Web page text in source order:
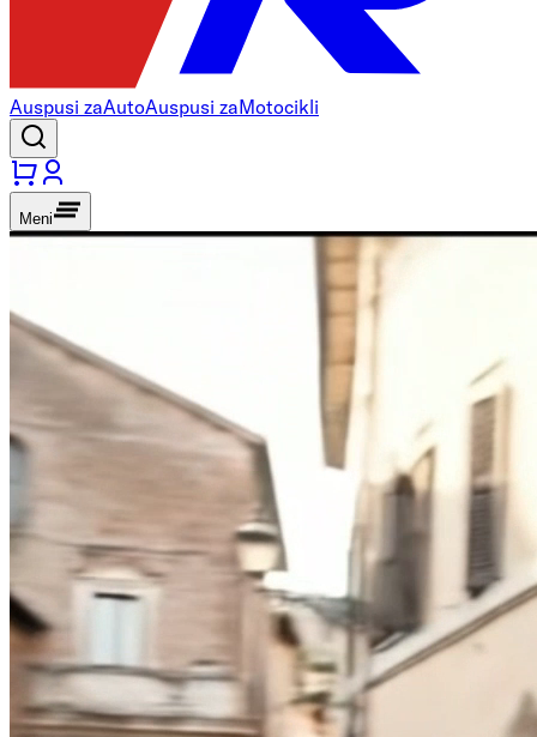
Auspusi zaAutoAuspusi zaMotocikli
Meni